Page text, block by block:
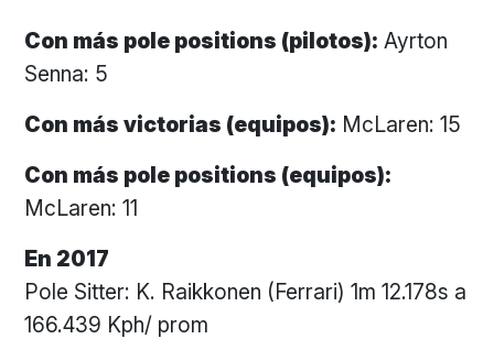
Con más pole positions (pilotos): Ayrton
Senna: 5
Con más victorias (equipos): McLaren: 15
Con más pole positions (equipos):
McLaren: 11
En 2017
Pole Sitter: K. Raikkonen (Ferrari) 1m 12.178s a
166.439 Kph/ prom